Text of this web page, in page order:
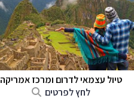
טיול עצמאי לדרום ומרכז אמריקה
לחץ לפרטים